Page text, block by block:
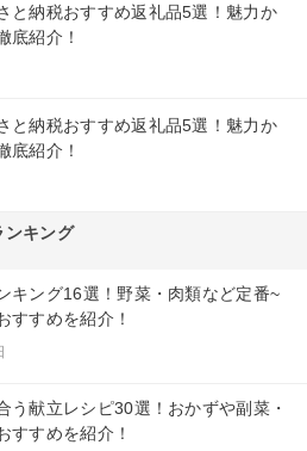
と納税おすすめ返礼品5選！魅力か
底紹介！
と納税おすすめ返礼品5選！魅力か
底紹介！
ンキング
キング16選！野菜・肉類など定番~
すすめを紹介！
う献立レシピ30選！おかずや副菜・
すすめを紹介！